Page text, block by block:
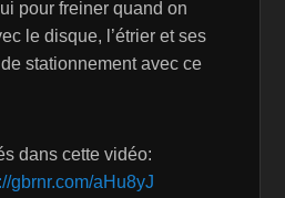
pour freiner quand on
le disque, l’étrier et ses
stationnement avec ce
dans cette vidéo:
gbrnr.com/aHu8yJ